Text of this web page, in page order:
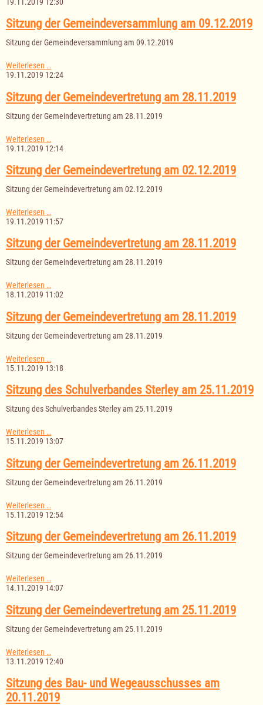
Salem
Sitzung der Gemeindeversammlung am 09.12.2019
Sitzung der Gemeindeversammlung am 09.12.2019
Weiterlesen …
der
am
09.12.2019
19.11.2019 12:24
Sitzung der Gemeindevertretung am 28.11.2019
Sitzung der Gemeindevertretung am 28.11.2019
Weiterlesen …
der
am
28.11.2019
19.11.2019 12:14
Sitzung der Gemeindevertretung am 02.12.2019
Sitzung der Gemeindevertretung am 02.12.2019
Weiterlesen …
der
am
02.12.2019
19.11.2019 11:57
Sitzung der Gemeindevertretung am 28.11.2019
Sitzung der Gemeindevertretung am 28.11.2019
Weiterlesen …Sitzung
der
am
28.11.2019
18.11.2019 11:02
Sitzung der Gemeindevertretung am 28.11.2019
Sitzung der Gemeindevertretung am 28.11.2019
Weiterlesen …
der
am
28.11.2019
15.11.2019 13:18
Sitzung des Schulverbandes Sterley am 25.11.2019
Sitzung des Schulverbandes Sterley am 25.11.2019
Weiterlesen …Sitzung
des
Sterley
am
25.11.2019
15.11.2019 13:07
Sitzung der Gemeindevertretung am 26.11.2019
Sitzung der Gemeindevertretung am 26.11.2019
Weiterlesen …
der
am
26.11.2019
15.11.2019 12:54
Sitzung der Gemeindevertretung am 26.11.2019
Sitzung der Gemeindevertretung am 26.11.2019
Weiterlesen …
der
am
26.11.2019
14.11.2019 14:07
Sitzung der Gemeindevertretung am 25.11.2019
Sitzung der Gemeindevertretung am 25.11.2019
Weiterlesen …
der
am
25.11.2019
13.11.2019 12:40
Sitzung des Bau- und Wegeausschusses am
20.11.2019